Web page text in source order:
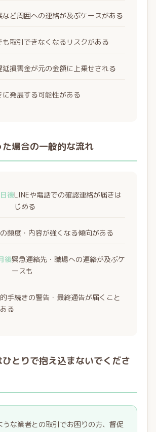
など周囲への連絡が及ぶケースがある
も取引できなくなるリスクがある
延損害金が元の金額に上乗せされる
に発展する可能性がある
場合の一般的な流れ
後LINEや電話での確認連絡が届きは
じめる
頻度・内容が強くなる傾向がある
後緊急連絡先・職場への連絡が及ぶケ
ースも
手続きの警告・最終通告が届くこと
る
とりで抱え込まないでくださ
うな業者との取引でお困りの方、督促